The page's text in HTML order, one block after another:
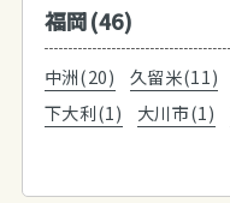
福岡(46)
中洲(20) 久留米(11)
下大利(1)
大川市(1)